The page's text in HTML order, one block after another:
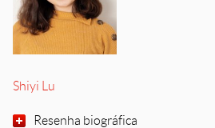
Shiyi Lu
Resenha biográfica